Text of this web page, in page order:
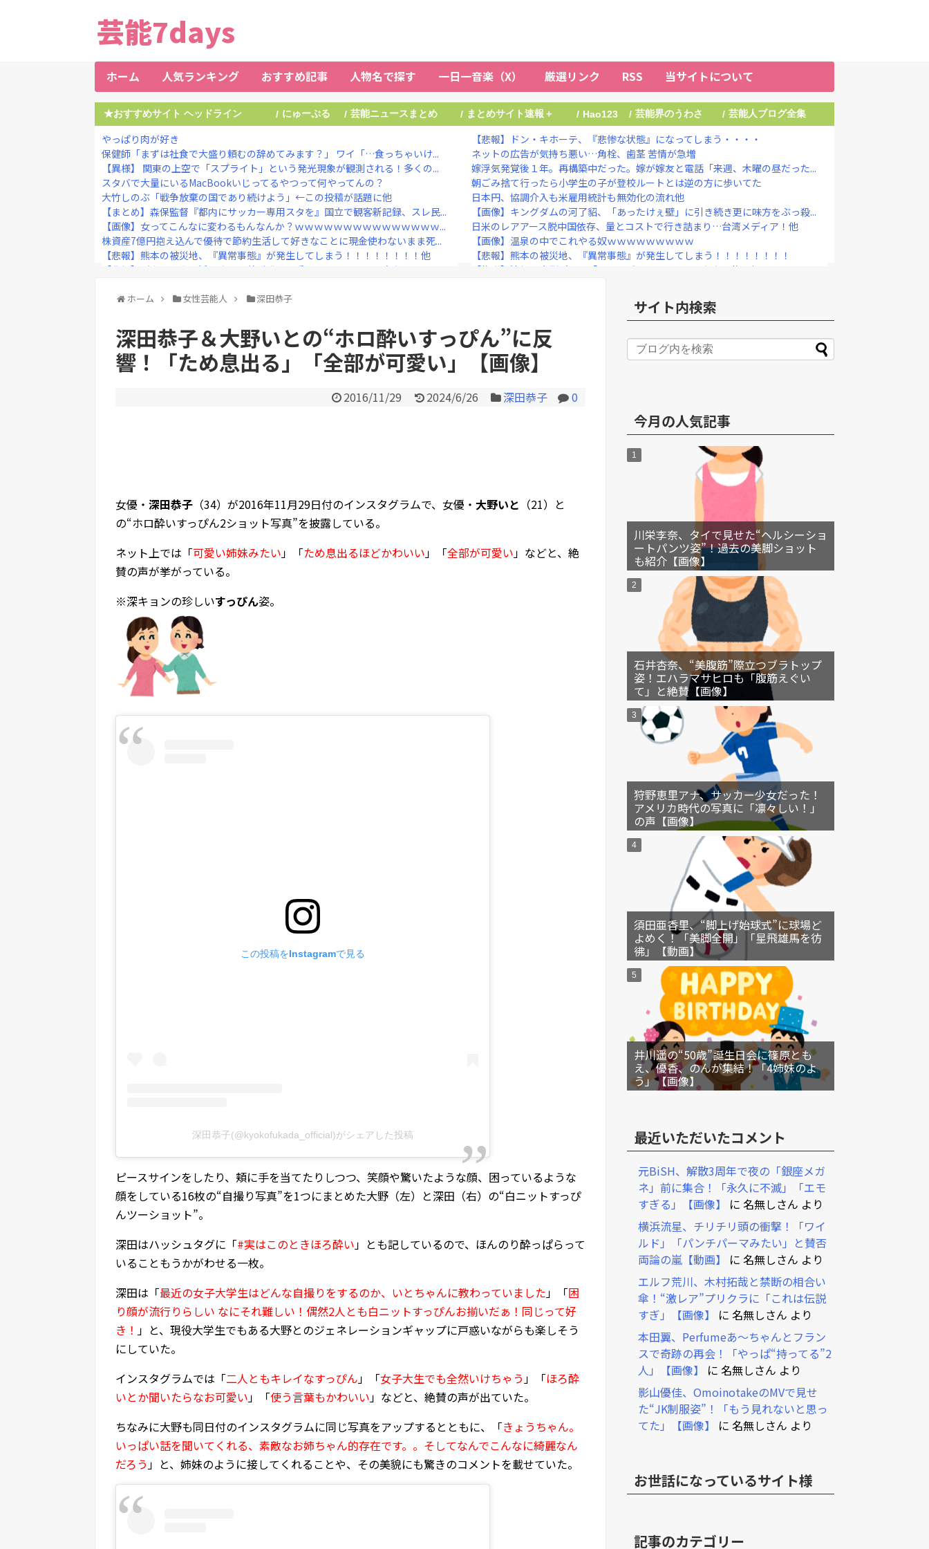
芸能7days
ホーム 人気ランキング おすすめ記事 人物名で探す 一日一音楽（X） 厳選リンク RSS 当サイトについて
★おすすめサイト ヘッドライン / にゅーぷる / 芸能ニュースまとめ / まとめサイト速報＋ / Hao123 / 芸能界のうわさ / 芸能人ブログ全集
やっぱり肉が好き
保健師「まずは社食で大盛り頼むの辞めてみます？」 ワイ「…食っちゃいけ...
【異様】 関東の上空で「スプライト」という発光現象が観測される！多くの...
スタバで大量にいるMacBookいじってるやつって何やってんの？
大竹しのぶ「戦争放棄の国であり続けよう」←この投稿が話題に他
【まとめ】森保監督『都内にサッカー専用スタを』国立で観客新記録、スレ民...
【画像】女ってこんなに変わるもんなんか？ｗｗｗｗｗｗｗｗｗｗｗｗｗｗｗ...
株資産7億円抱え込んで優待で節約生活して好きなことに現金使わないまま死...
【悲報】熊本の被災地、『異常事態』が発生してしまう！！！！！！！！他
【悲報】ダウンタウン浜田さん、差別発言と受け取られる一言で炎上ｗｗｗｗ
ミッチーこと及川光博（56歳）、再婚と妻の妊娠を発表 お相手は一般女性
Powered by livedoor 相互RSS
【悲報】ドン・キホーテ、『悲惨な状態』になってしまう・・・・
ネットの広告が気持ち悪い…角栓、歯茎 苦情が急増
嫁浮気発覚後１年。再構築中だった。嫁が嫁友と電話「来週、木曜の昼だった...
朝ごみ捨て行ったら小学生の子が登校ルートとは逆の方に歩いてた
日本円、協調介入も米雇用統計も無効化の流れ他
【画像】キングダムの河了貂、「あったけぇ壁」に引き続き更に味方をぶっ殺...
日米のレアアース脱中国依存、量とコストで行き詰まり…台湾メディア！他
【画像】温泉の中でこれやる奴ｗｗｗｗｗｗｗｗｗ
【悲報】熊本の被災地、『異常事態』が発生してしまう！！！！！！！！
【物議】沖縄の大型パーク「ジャングリア」、とんでもない物を投入してしま...
ひろゆき氏の妻・西村ゆか氏、新党結成巡る“ブチギレ”投稿を謝罪「配慮に...
Powered by livedoor 相互RSS
ホーム 女性芸能人 深田恭子
深田恭子＆大野いとの“ホロ酔いすっぴん”に反
響！「ため息出る」「全部が可愛い」【画像】
2016/11/29 2024/6/26 深田恭子 0
女優・ 深田恭子 （34）が2016年11月29日付のインスタグラムで、女優・ 大野いと （21）と
の“ホロ酔いすっぴん2ショット写真”を披露している。
ネット上では「可愛い姉妹みたい 」「ため息出るほどかわいい 」「全部が可愛い 」などと、絶
賛の声が挙がっている。
※深キョンの珍しいすっぴん姿。
この投稿をInstagramで見る
深田恭子(@kyokofukada_official)がシェアした投稿
ピースサインをしたり、頬に手を当てたりしつつ、笑顔や驚いたような顔、困っているような
顔をしている16枚の“自撮り写真”を1つにまとめた大野（左）と深田（右）の“白ニットすっぴ
んツーショット”。
深田はハッシュタグに「#実はこのときほろ酔い 」とも記しているので、ほんのり酔っぱらって
いることもうかがわせる一枚。
深田は「最近の女子大学生はどんな自撮りをするのか、いとちゃんに教わっていました 」「困
り顔が流行りらしい なにそれ難しい！偶然2人とも白ニットすっぴんお揃いだぁ！同じって好
き！ 」と、現役大学生でもある大野とのジェネレーションギャップに戸惑いながらも楽しそう
にしていた。
インスタグラムでは「二人ともキレイなすっぴん 」「女子大生でも全然いけちゃう 」「ほろ酔
いとか聞いたらなお可愛い 」「使う言葉もかわいい 」などと、絶賛の声が出ていた。
ちなみに大野も同日付のインスタグラムに同じ写真をアップするとともに、「きょうちゃん。
いっぱい話を聞いてくれる、素敵なお姉ちゃん的存在です。。そしてなんでこんなに綺麗なん
だろう 」と、姉妹のように接してくれることや、その美貌にも驚きのコメントを載せていた。
サイト内検索
今月の人気記事
川栄李奈、タイで見せた“ヘルシーショ
ートパンツ姿”！過去の美脚ショット
も紹介【画像】
石井杏奈、“美腹筋”際立つブラトップ
姿！エハラマサヒロも「腹筋えぐい
て」と絶賛【画像】
狩野恵里アナ、サッカー少女だった！
アメリカ時代の写真に「凛々しい！」
の声【画像】
須田亜香里、“脚上げ始球式”に球場ど
よめく！「美脚全開」「星飛雄馬を彷
彿」【動画】
井川遥の“50歳”誕生日会に篠原とも
え、優香、のんが集結！「4姉妹のよ
う」【画像】
最近いただいたコメント
元BiSH、解散3周年で夜の「銀座メガ
ネ」前に集合！「永久に不滅」「エモ
すぎる」【画像】
に 名無しさん より
横浜流星、チリチリ頭の衝撃！「ワイ
ルド」「パンチパーマみたい」と賛否
両論の嵐【動画】
に 名無しさん より
エルフ荒川、木村拓哉と禁断の相合い
傘！“激レア”プリクラに「これは伝説
すぎ」【画像】
に 名無しさん より
本田翼、Perfumeあ～ちゃんとフラン
スで奇跡の再会！「やっぱ“持ってる”2
人」【画像】
に 名無しさん より
影山優佳、OmoinotakeのMVで見せ
た“JK制服姿”！「もう見れないと思っ
てた」【画像】
に 名無しさん より
お世話になっているサイト様
記事のカテゴリー